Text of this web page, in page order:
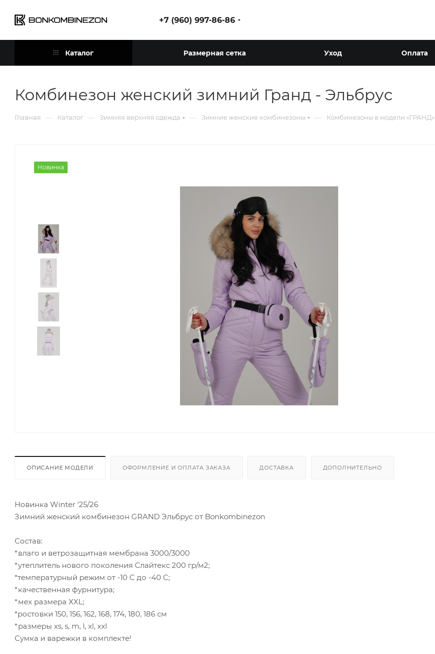
+7 (960) 997-86-86
Каталог Размерная сетка Уход Оплата
Комбинезон женский зимний Гранд - Эльбрус
Главная — Каталог — Зимняя верхняя одежда — Зимние женские комбинезоны — Комбинезоны в модели «ГРАНД»
Новинка
ОПИСАНИЕ МОДЕЛИ ОФОРМЛЕНИЕ И ОПЛАТА ЗАКАЗА ДОСТАВКА ДОПОЛНИТЕЛЬНО
Новинка Winter '25/26
Зимний женский комбинезон GRAND Эльбрус от Bonkombinezon
Состав:
*влаго и ветрозащитная мембрана 3000/3000
*утеплитель нового поколения Слайтекс 200 гр/м2;
*температурный режим от -10 С до -40 С;
*качественная фурнитура;
*мех размера XXL;
*ростовки 150, 156, 162, 168, 174, 180, 186 см
*размеры xs, s, m, l, xl, xxl
Сумка и варежки в комплекте!